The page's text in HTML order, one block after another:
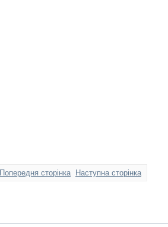
Попередня сторінка Наступна сторінка